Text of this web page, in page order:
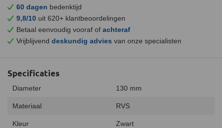
60 dagen bedenktijd
9,8/10 uit 620+ klantbeoordelingen
Betaal eenvoudig vooraf of achteraf
Vrijblijvend deskundig advies van onze specialisten
Specificaties
Diameter 130 mm
Materiaal RVS
Kleur Zwart